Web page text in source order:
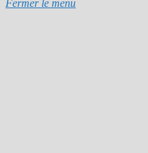
Fermer le menu